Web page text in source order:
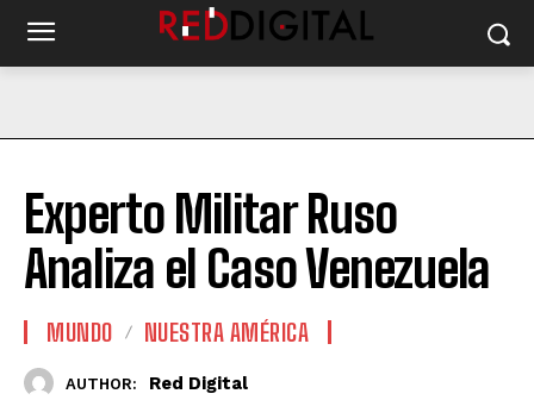
Experto Militar Ruso
Analiza el Caso Venezuela
MUNDO NUESTRA AMÉRICA
AUTHOR: Red Digital